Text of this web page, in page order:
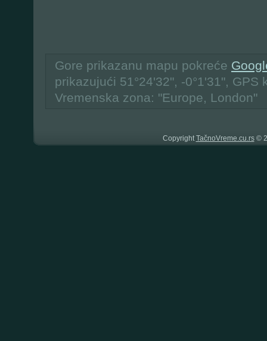
Gore prikazanu mapu pokreće
prikazujući 51°24'32", -0°1'31", GPS
Vremenska zona: "Europe, London"
CopyrightTačnoVreme.cu.rs©